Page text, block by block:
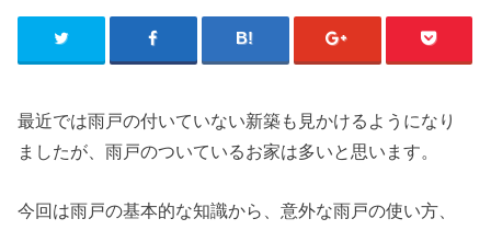
最近では雨戸の付いていない新築も見かけるようになり
ましたが、雨戸のついているお家は多いと思います。
今回は雨戸の基本的な知識から、意外な雨戸の使い方、